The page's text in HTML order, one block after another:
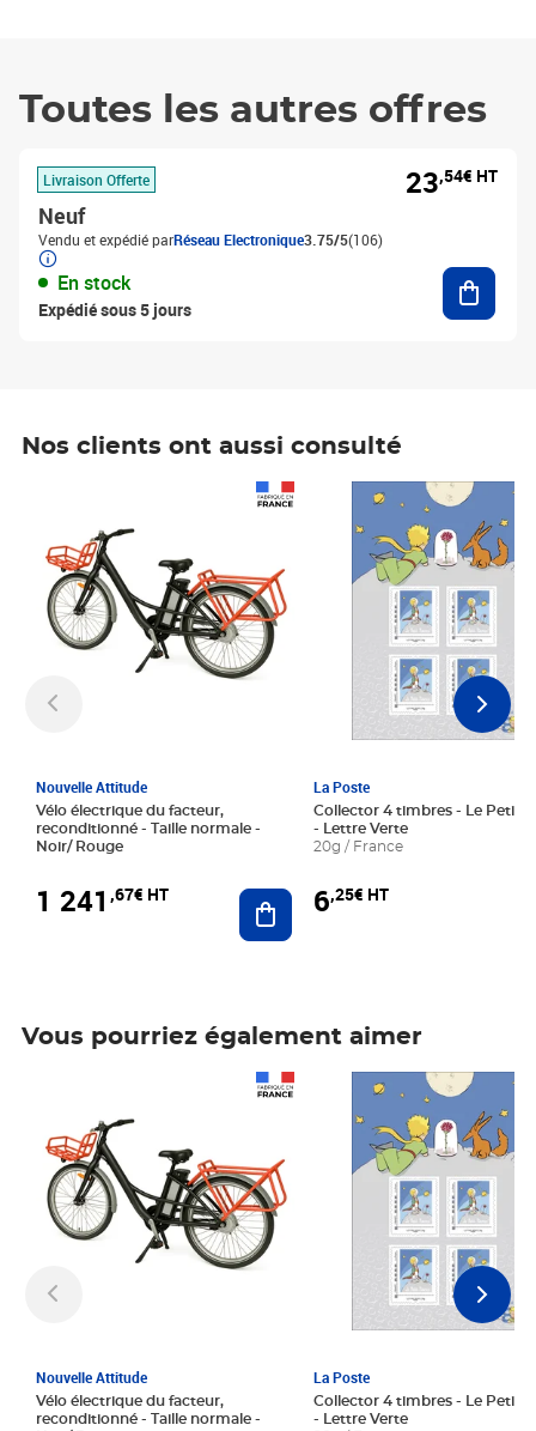
Toutes les autres offres
Livraison Offerte
Neuf
Vendu et expédié parRéseau Electronique3.75/5(106)
En stock
Expédié sous 5 jours
23,54€ HT
Nos clients ont aussi consulté
Nouvelle Attitude
Vélo électrique du facteur,
reconditionné - Taille normale -
Noir/ Rouge
1 241 ,67€ HT Ajouter au panier
La Poste
Collector 4 timbres - Le Petit
- Lettre Verte
20g / France
6,25€ HT
Prix 6,25€ HT
Vous pourriez également aimer
Nouvelle Attitude
Vélo électrique du facteur,
reconditionné - Taille normale -
La Poste
Collector 4 timbres - Le Petit
- Lettre Verte
Prix 6,25€ HT